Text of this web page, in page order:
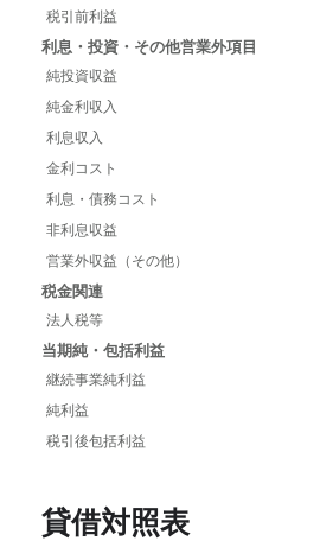
税引前利益
利息・投資・その他営業外項目
純投資収益
純金利収入
利息収入
金利コスト
利息・債務コスト
非利息収益
営業外収益（その他）
税金関連
法人税等
当期純・包括利益
継続事業純利益
純利益
税引後包括利益
貸借対照表